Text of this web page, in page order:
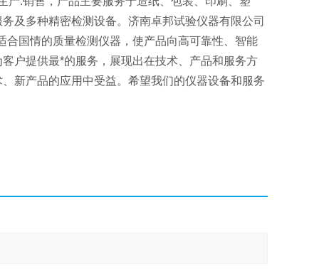
及多种精密检测设备。济南卓邦试验仪器有限公司
国情的质量检测仪器，使产品向高可靠性、智能
户提供最*的服务，展现出在技术、产品和服务方
新产品的应用中受益。希望我们的仪器设备和服务